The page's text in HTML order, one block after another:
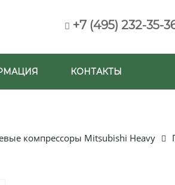
+7 (495) 232-35-
КОНТАКТЫ
компрессоры Mitsubishi Heavy